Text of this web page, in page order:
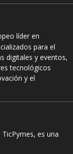
líder en
para el
digitales y eventos,
tecnológicos
y el
es una